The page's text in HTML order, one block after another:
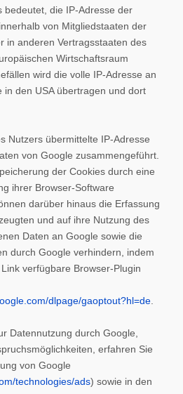
bedeutet, die IP-Adresse der
von Mitgliedstaaten der
in anderen Vertragsstaaten des
Wirtschaftsraum
wird die volle IP-Adresse an
in den USA übertragen und dort
Nutzers übermittelte IP-Adresse
von Google zusammengeführt.
der Cookies durch eine
ihrer Browser-Software
darüber hinaus die Erfassung
und auf ihre Nutzung des
Daten an Google sowie die
durch Google verhindern, indem
verfügbare Browser-Plugin
dlpage/gaoptout?hl=de
Datennutzung durch Google,
erfahren Sie
von Google
technologies/ads) sowie in den